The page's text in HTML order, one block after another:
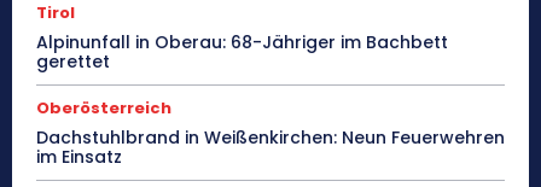
Tirol
Alpinunfall in Oberau: 68-Jähriger im Bachbett
gerettet
Oberösterreich
Dachstuhlbrand in Weißenkirchen: Neun Feuerwehren
im Einsatz